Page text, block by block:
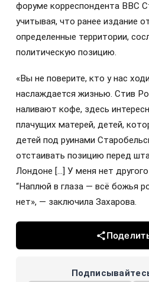
форуме корреспондента BBC
учитывая, что ранее издание
определенные территории,
политическую позицию.
«Вы не поверите, кто у нас
наслаждается жизнью. Стив
наливают кофе, здесь
плачущих матерей, детей,
детей под руинами
отстаивать позицию перед
Лондоне […] У меня нет
“Наплюй в глаза — всё божья
нет», — заключила Захарова.